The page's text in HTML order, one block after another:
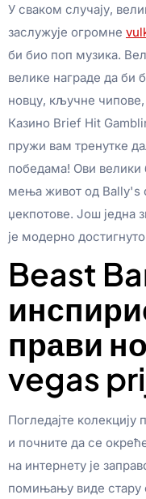
У сваком случају,
заслужује огромне
би био поп музика.
велике награде да би
новцу, кључне
Казино Brief Hit
пружи вам тренутке
победама! Ови велики
мења живот од Bally's
џекпотове. Још једна
је модерно
Beast
прави
vegas
Погледајте колекцију
и почните да се
на интернету је
помињању виде стару